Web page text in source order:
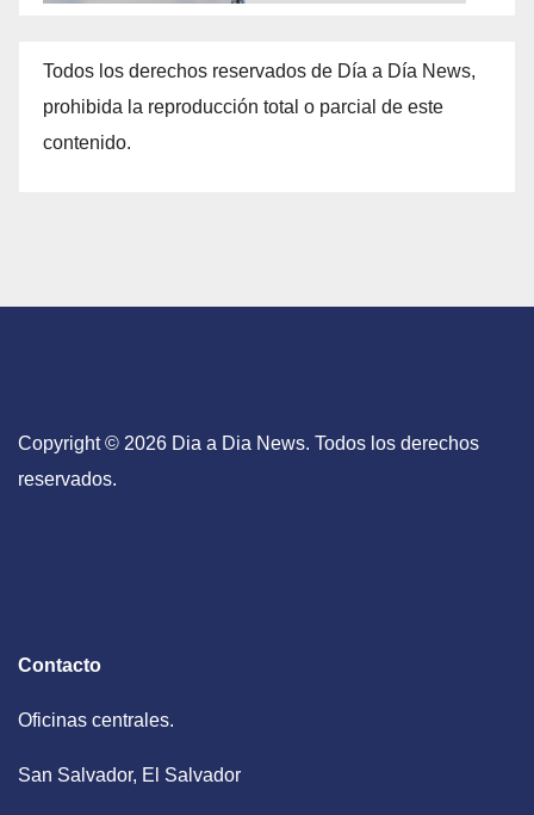
Todos los derechos reservados de Día a Día News,
prohibida la reproducción total o parcial de este
contenido.
Copyright © 2026 Dia a Dia News. Todos los derechos
reservados.
Contacto
Oficinas centrales.
San Salvador, El Salvador